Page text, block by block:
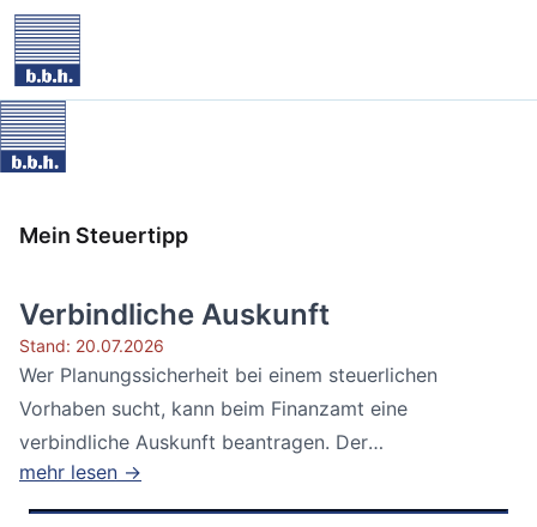
Mein Steuertipp
Verbindliche Auskunft
Stand: 20.07.2026
Wer Planungssicherheit bei einem steuerlichen
Vorhaben sucht, kann beim Finanzamt eine
verbindliche Auskunft beantragen. Der
Bundesfinanzhof...
mehr lesen →